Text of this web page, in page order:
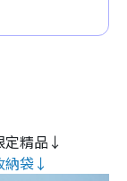
定精品↓
納袋↓